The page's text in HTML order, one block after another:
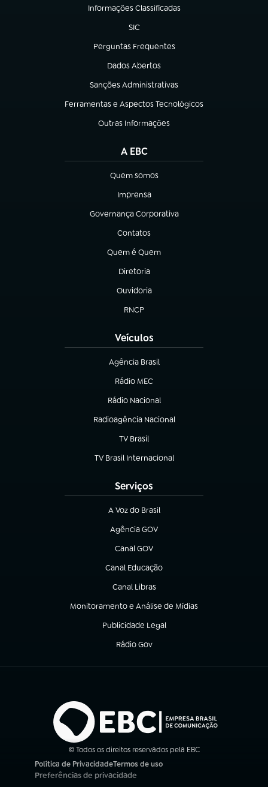
Informações Classificadas
(abre em nova aba)
SIC
(abre em nova aba)
Perguntas Frequentes
(abre em nova aba)
Dados Abertos
(abre em nova aba)
Sanções Administrativas
(abre em nova aba)
Ferramentas e Aspectos Tecnológicos
(abre em nova aba)
Outras Informações
(abre em nova aba)
A EBC
Quem somos
(abre em nova aba)
Imprensa
(abre em nova aba)
Governança Corporativa
(abre em nova aba)
Contatos
(abre em nova aba)
Quem é Quem
(abre em nova aba)
Diretoria
(abre em nova aba)
Ouvidoria
(abre em nova aba)
RNCP
(abre em nova aba)
Veículos
Agência Brasil
(abre em nova aba)
Rádio MEC
Rádio Nacional
(abre em nova aba)
Radioagência Nacional
(abre em nova aba)
TV Brasil
(abre em nova aba)
TV Brasil Internacional
(abre em nova aba)
Serviços
A Voz do Brasil
(abre em nova aba)
Agência GOV
(abre em nova aba)
Canal GOV
(abre em nova aba)
Canal Educação
(abre em nova aba)
Canal Libras
(abre em nova aba)
Monitoramento e Análise de Mídias
(abre em nova aba)
Publicidade Legal
(abre em nova aba)
Rádio Gov
(abre em nova aba)
© Todos os direitos reservados pela EBC
Política de Privacidade
(abre em nova aba)
Termos de uso
(abre em nova aba)
Preferências de privacidade